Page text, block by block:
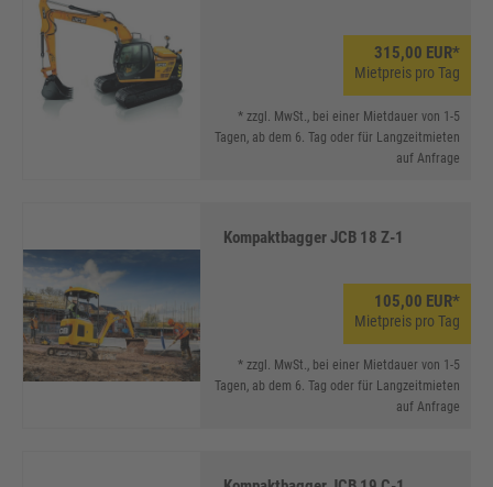
315,00 EUR*
Mietpreis pro Tag
* zzgl. MwSt., bei einer Mietdauer von 1-5
Tagen, ab dem 6. Tag oder für Langzeitmieten
auf Anfrage
Kompaktbagger JCB 18 Z-1
105,00 EUR*
Mietpreis pro Tag
* zzgl. MwSt., bei einer Mietdauer von 1-5
Tagen, ab dem 6. Tag oder für Langzeitmieten
auf Anfrage